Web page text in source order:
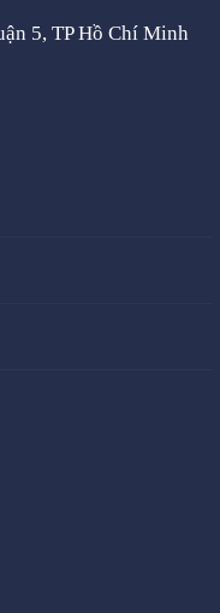
5, TP Hồ Chí Minh